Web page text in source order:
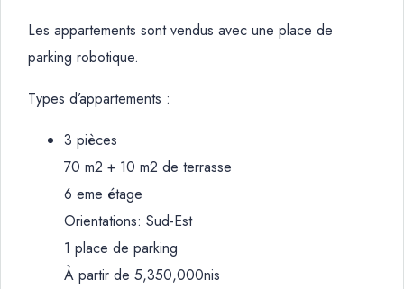
Les appartements sont vendus avec une place de
parking robotique.
Types d’appartements :
3 pièces
70 m2 + 10 m2 de terrasse
6 eme étage
Orientations: Sud-Est
1 place de parking
À partir de 5,350,000nis